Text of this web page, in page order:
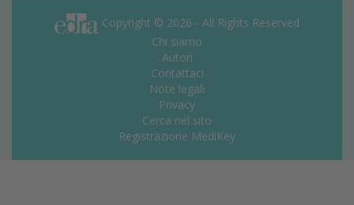
Copyright © 2026 - All Rights Reserved
Chi siamo
Autori
Contattaci
Note legali
Privacy
Cerca nel sito
Registrazione MediKey